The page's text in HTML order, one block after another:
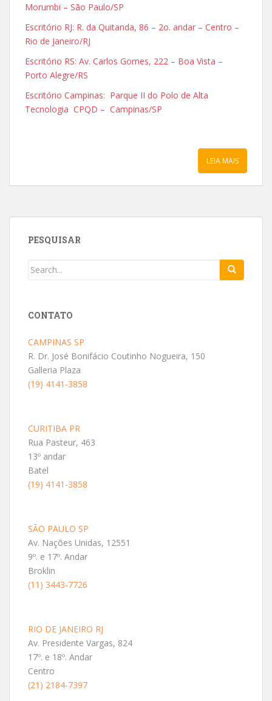
Morumbi – São Paulo/SP
Escritório RJ: R. da Quitanda, 86 – 2o. andar – Centro –
Rio de Janeiro/RJ
Escritório RS: Av. Carlos Gomes, 222 – Boa Vista –
Porto Alegre/RS
Escritório Campinas: Parque II do Polo de Alta
Tecnologia CPQD – Campinas/SP
LEIA MAIS
PESQUISAR
CONTATO
CAMPINAS SP
R. Dr. José Bonifácio Coutinho Nogueira, 150
Galleria Plaza
(19) 4141-3858
CURITIBA PR
Rua Pasteur, 463
13º andar
Batel
(19) 4141-3858
SÃO PAULO SP
Av. Nações Unidas, 12551
9º. e 17º. Andar
Broklin
(11) 3443-7726
RIO DE JANEIRO RJ
Av. Presidente Vargas, 824
17º. e 18º. Andar
Centro
(21) 2184-7397